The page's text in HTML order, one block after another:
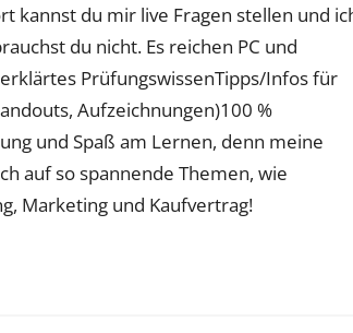
kannst du mir live Fragen stellen und
du nicht. Es reichen PC und
PrüfungswissenTipps/Infos für
Aufzeichnungen)100 %
und Spaß am Lernen, denn meine
auf so spannende Themen, wie
Marketing und Kaufvertrag!